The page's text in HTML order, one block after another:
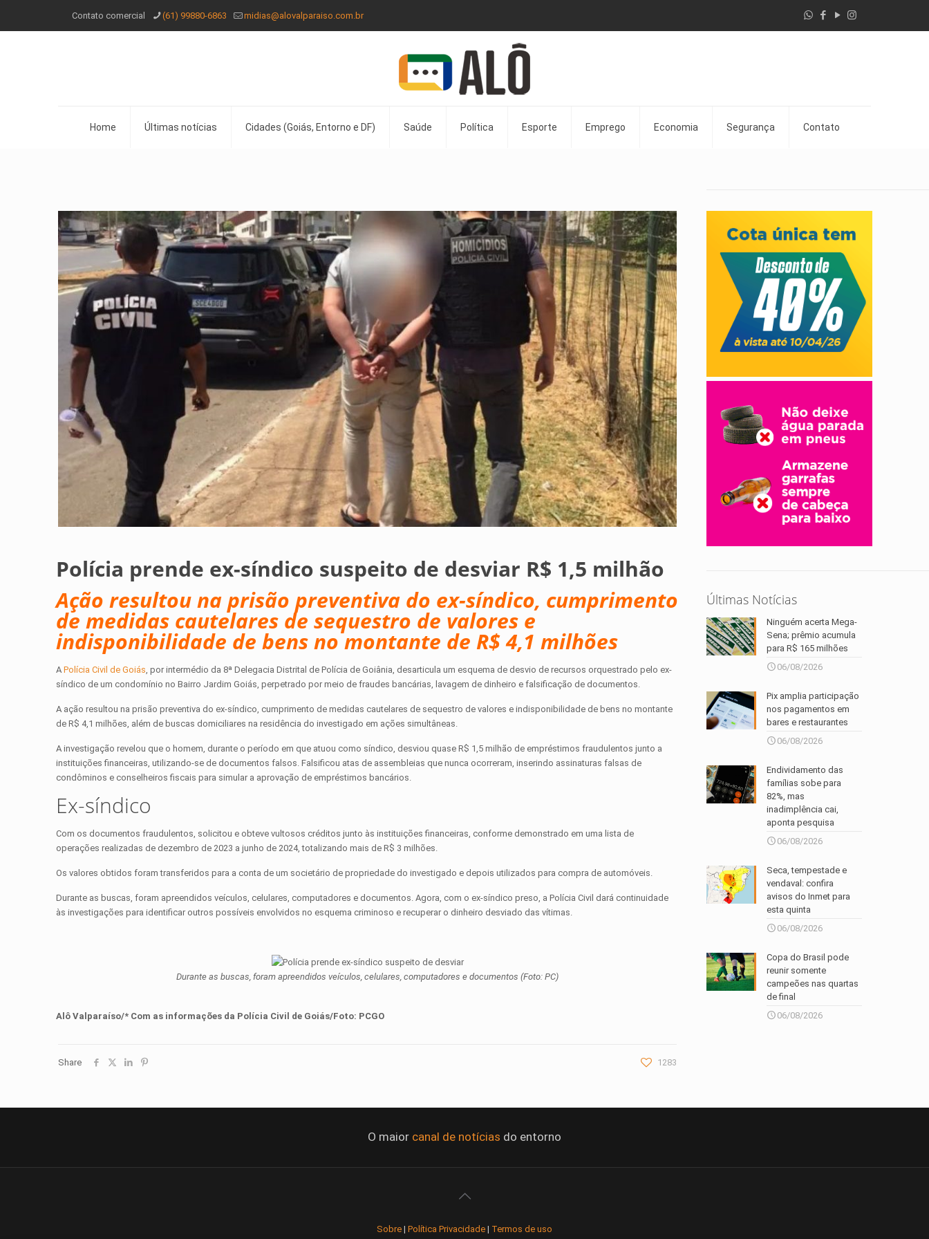
Contato comercial (61) 99880-6863 midias@alovalparaiso.com.br
Home Últimas notícias Cidades (Goiás, Entorno e DF) Saúde Política Esporte Emprego Economia Segurança Contato
Polícia prende ex-síndico suspeito de desviar R$ 1,5 milhão
Ação resultou na prisão preventiva do ex-síndico, cumprimento
de medidas cautelares de sequestro de valores e
indisponibilidade de bens no montante de R$ 4,1 milhões
APolícia Civil de Goiás, por intermédio da 8ª Delegacia Distrital de Polícia de Goiânia, desarticula um esquema de desvio de recursos orquestrado pelo ex-
síndico de um condomínio no Bairro Jardim Goiás, perpetrado por meio de fraudes bancárias, lavagem de dinheiro e falsificação de documentos.
A ação resultou na prisão preventiva do ex-síndico, cumprimento de medidas cautelares de sequestro de valores e indisponibilidade de bens no montante
de R$ 4,1 milhões, além de buscas domiciliares na residência do investigado em ações simultâneas.
​A investigação revelou que o homem, durante o período em que atuou como síndico, desviou quase R$ 1,5 milhão de empréstimos fraudulentos junto a
instituições financeiras, utilizando-se de documentos falsos. Falsificou atas de assembleias que nunca ocorreram, inserindo assinaturas falsas de
condôminos e conselheiros fiscais para simular a aprovação de empréstimos bancários.
Ex-síndico
Com os documentos fraudulentos, solicitou e obteve vultosos créditos junto às instituições financeiras, conforme demonstrado em uma lista de
operações realizadas de dezembro de 2023 a junho de 2024, totalizando mais de R$ 3 milhões.
Os valores obtidos foram transferidos para a conta de um societário de propriedade do investigado e depois utilizados para compra de automóveis.
Durante as buscas, foram apreendidos veículos, celulares, computadores e documentos. Agora, com o ex-síndico preso, a Polícia Civil dará continuidade
às investigações para identificar outros possíveis envolvidos no esquema criminoso e recuperar o dinheiro desviado das vítimas.
Durante as buscas, foram apreendidos veículos, celulares, computadores e documentos (Foto: PC)
Alô Valparaíso/* Com as informações d a Polícia Civil de Goiás/Foto: PCGO
Share 1283
Últimas Notícias
Ninguém acerta Mega-
Sena; prêmio acumula
para R$ 165 milhões
06/08/2026
Pix amplia participação
nos pagamentos em
bares e restaurantes
06/08/2026
Endividamento das
famílias sobe para
82%, mas
inadimplência cai,
aponta pesquisa
06/08/2026
Seca, tempestade e
vendaval: confira
avisos do Inmet para
esta quinta
06/08/2026
Copa do Brasil pode
reunir somente
campeões nas quartas
de final
06/08/2026
O maior canal de notícias do entorno
Sobre | Política Privacidade | Termos de uso